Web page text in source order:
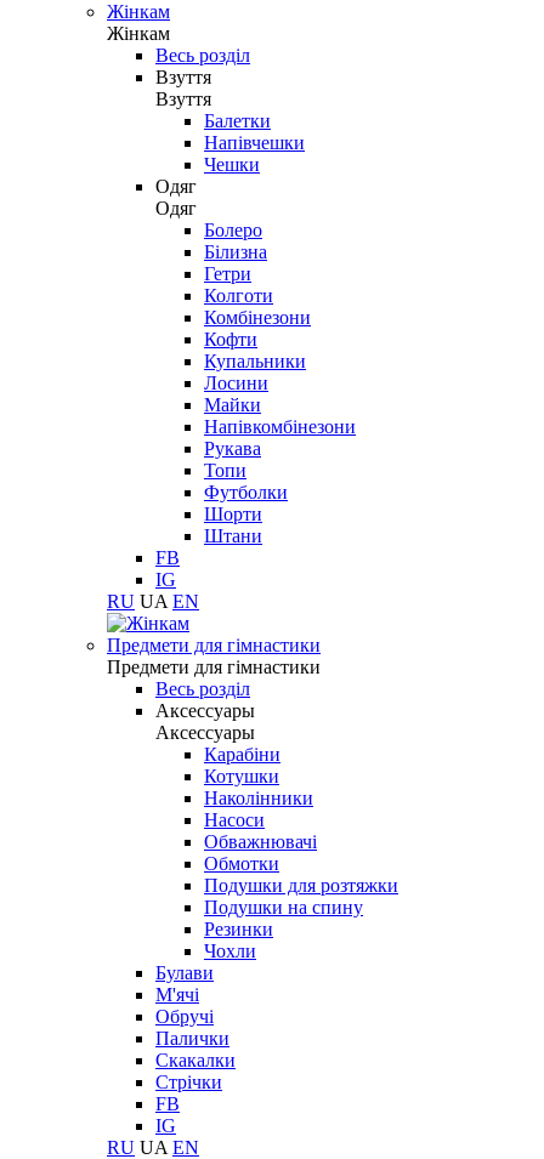
Жінкам
Жінкам
Весь розділ
Взуття
Взуття
Балетки
Напівчешки
Чешки
Одяг
Одяг
Болеро
Білизна
Гетри
Колготи
Комбінезони
Кофти
Купальники
Лосини
Майки
Напівкомбінезони
Рукава
Топи
Футболки
Шорти
Штани
FB
IG
RU UA EN
Предмети для гімнастики
Предмети для гімнастики
Весь розділ
Аксессуары
Аксессуары
Карабіни
Котушки
Наколінники
Насоси
Обважнювачі
Обмотки
Подушки для розтяжки
Подушки на спину
Резинки
Чохли
Булави
М'ячі
Обручі
Палички
Скакалки
Стрічки
FB
IG
RU UA EN